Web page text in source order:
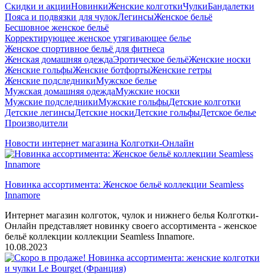
Скидки и акцииНовинкиЖенские колготкиЧулкиБандалетки
Пояса и подвязки для чулокЛегинсыЖенское бельё
Бесшовное женское бельё
Корректирующее женское утягивающее белье
Женское спортивное бельё для фитнеса
Женская домашняя одеждаЭротическое бельёЖенские носки
Женские гольфыЖенские ботфортыЖенские гетры
Женские подследникиМужское белье
Мужская домашняя одеждаМужские носки
Мужские подследникиМужские гольфыДетские колготки
Детские легинсыДетские носкиДетские гольфыДетское белье
Производители
Новости интернет магазина Колготки-Онлайн
Новинка ассортимента: Женское бельё коллекции Seamless
Innamore
Интернет магазин колготок, чулок и нижнего белья Колготки-
Онлайн представляет новинку своего ассортимента - женское
бельё коллекции коллекции Seamless Innamore.
10.08.2023